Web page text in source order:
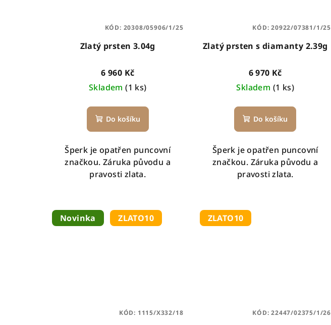
Zlatý prsten 3.04g
6 960 Kč
Skladem(1 ks)
Do košíku
Šperk je opatřen puncovní
značkou. Záruka původu a
pravosti zlata.
KÓD: 20308/05906/1/25
Zlatý prsten s diamanty 2.39g
6 970 Kč
Skladem (1 ks)
Do košíku
Šperk je opatřen puncovní
značkou. Záruka původu a
pravosti zlata.
KÓD:20922/07381/1/25
Novinka ZLATO10
KÓD: 1115/X332/18
ZLATO10
KÓD:22447/02375/1/26